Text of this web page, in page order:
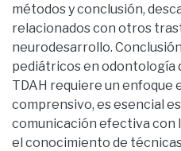
métodos y conclusión,
relacionados con otros
neurodesarrollo.
pediátricos en odontología
TDAH requiere un enfoque
comprensivo, es esencial
comunicación efectiva con
el conocimiento de